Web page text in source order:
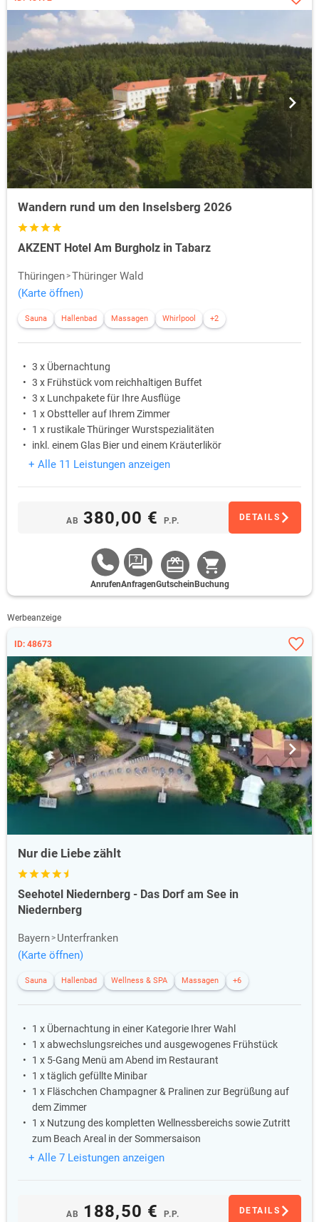
Wandern rund um den Inselsberg 2026
AKZENT Hotel Am Burgholz in Tabarz
Thüringen Thüringer Wald
(Karte öffnen)
Sauna Hallenbad Massagen Whirlpool +2
3 x Übernachtung
3 x Frühstück vom reichhaltigen Buffet
3 x Lunchpakete für Ihre Ausflüge
1 x Obstteller auf Ihrem Zimmer
1 x rustikale Thüringer Wurstspezialitäten
inkl. einem Glas Bier und einem Kräuterlikör
+ Alle 11 Leistungen anzeigen
AB 380,00 € P.P. DETAILS
AnrufenAnfragenGutschein Buchung
Werbeanzeige
ID: 48673
Nur die Liebe zählt
Seehotel Niedernberg - Das Dorf am See in
Niedernberg
Bayern
Unterfranken
(Karte öffnen)
Sauna Hallenbad Wellness & SPA Massagen +6
1 x Übernachtung in einer Kategorie Ihrer Wahl
1 x abwechslungsreiches und ausgewogenes Frühstück
1 x 5-Gang Menü am Abend im Restaurant
1 x täglich gefüllte Minibar
1 x Fläschchen Champagner & Pralinen zur Begrüßung auf
dem Zimmer
1 x Nutzung des kompletten Wellnessbereichs sowie Zutritt
zum Beach Areal in der Sommersaison
+ Alle 7 Leistungen anzeigen
AB 188,50 € P.P. DETAILS